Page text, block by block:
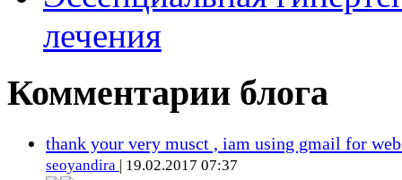
лечения
Комментарии блога
thank your very musct , iam using gmail for
seoyandira | 19.02.2017 07:37